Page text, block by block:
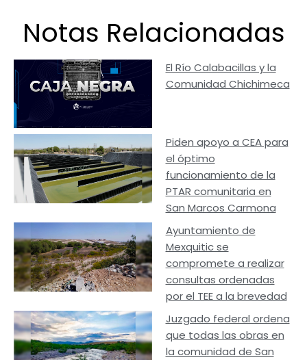
Notas Relacionadas
El Río Calabacillas y la
Comunidad Chichimeca
Piden apoyo a CEA para
el óptimo
funcionamiento de la
PTAR comunitaria en
San Marcos Carmona
Ayuntamiento de
Mexquitic se
compromete a realizar
consultas ordenadas
por el TEE a la brevedad
Juzgado federal ordena
que todas las obras en
la comunidad de San